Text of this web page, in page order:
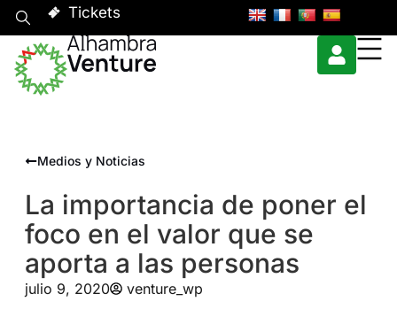
Tickets
Medios y Noticias
La importancia de poner el
foco en el valor que se
aporta a las personas
julio 9, 2020 venture_wp